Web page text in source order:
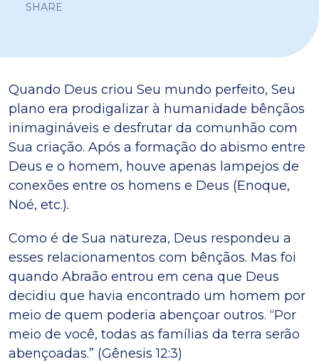
SHARE
Quando Deus criou Seu mundo perfeito, Seu
plano era prodigalizar à humanidade bênçãos
inimagináveis e desfrutar da comunhão com
Sua criação. Após a formação do abismo entre
Deus e o homem, houve apenas lampejos de
conexões entre os homens e Deus (Enoque,
Noé, etc.).
Como é de Sua natureza, Deus respondeu a
esses relacionamentos com bênçãos. Mas foi
quando Abraão entrou em cena que Deus
decidiu que havia encontrado um homem por
meio de quem poderia abençoar outros. “Por
meio de você, todas as famílias da terra serão
abençoadas.” (Gênesis 12:3)